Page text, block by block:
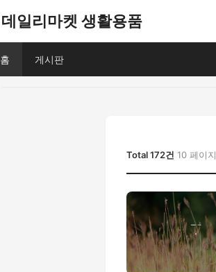
데일리마켓 생활용품
홈 게시판
Total 172건 10 페이지